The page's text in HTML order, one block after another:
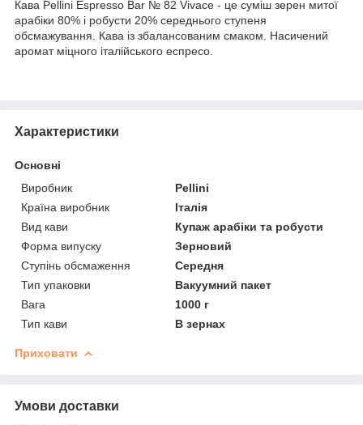
Кава Pellini Espresso Bar № 82 Vivace - це суміш зерен митої
арабіки 80% і робусти 20% середнього ступеня
обсмажування. Кава із збалансованим смаком. Насичений
аромат міцного італійського еспресо.
Характеристики
Основні
Виробник
Pellini
Країна виробник
Італія
Вид кави
Купаж арабіки та робусти
Форма випуску
Зерновий
Ступінь обсмаження
Середня
Тип упаковки
Вакуумний пакет
Вага
1000 г
Тип кави
В зернах
Приховати
Умови доставки